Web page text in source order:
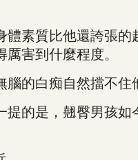
素質比他還誇張的
厲害到什麼程度。
的白痴自然擋不住
的是，翹臀男孩如